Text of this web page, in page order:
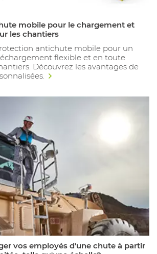
mobile pour le chargement et
les chantiers
antichute mobile pour un
flexible et en toute
Découvrez les avantages de
vos employés d'une chute à partir